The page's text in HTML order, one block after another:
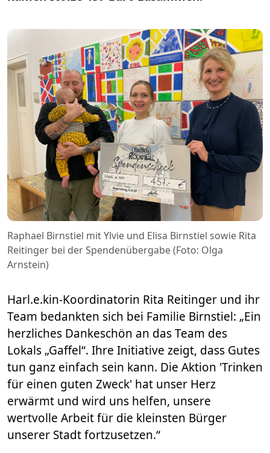
Raphael Birnstiel mit Ylvie und Elisa Birnstiel sowie Rita
Reitinger bei der Spendenübergabe (Foto: Olga
Arnstein)
Harl.e.kin-Koordinatorin Rita Reitinger und ihr
Team bedankten sich bei Familie Birnstiel: „Ein
herzliches Dankeschön an das Team des
Lokals „Gaffel“. Ihre Initiative zeigt, dass Gutes
tun ganz einfach sein kann. Die Aktion 'Trinken
für einen guten Zweck' hat unser Herz
erwärmt und wird uns helfen, unsere
wertvolle Arbeit für die kleinsten Bürger
unserer Stadt fortzusetzen.“